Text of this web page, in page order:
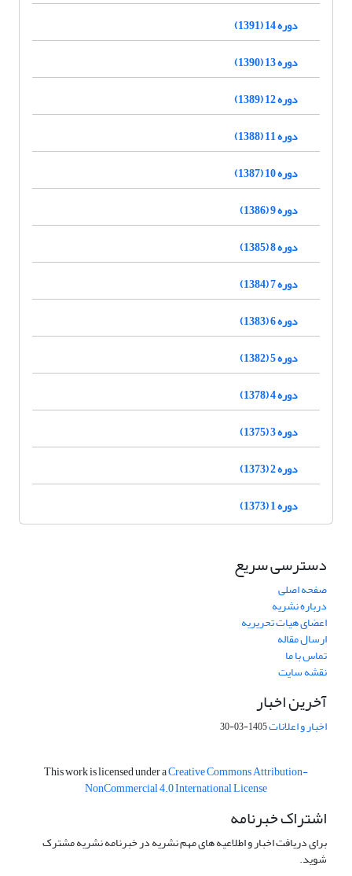
دوره 14 (1391)
دوره 13 (1390)
دوره 12 (1389)
دوره 11 (1388)
دوره 10 (1387)
دوره 9 (1386)
دوره 8 (1385)
دوره 7 (1384)
دوره 6 (1383)
دوره 5 (1382)
دوره 4 (1378)
دوره 3 (1375)
دوره 2 (1373)
دوره 1 (1373)
دسترسی سریع
صفحه اصلی
درباره نشریه
اعضای هیات تحریریه
ارسال مقاله
تماس با ما
نقشه سایت
آخرین اخبار
اخبار و اعلانات1405-03-30
This work is licensed under aCreative Commons Attribution-
NonCommercial 4.0 International License
اشتراک خبرنامه
برای دریافت اخبار و اطلاعیه های مهم نشریه در خبرنامه نشریه مشترک
شوید.